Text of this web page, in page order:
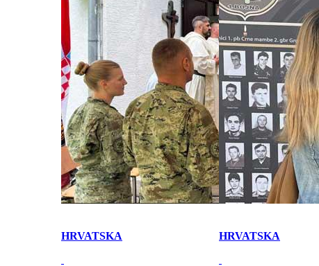
HRVATSKA HRVATSKA